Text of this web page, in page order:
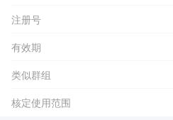
注册号
有效期
类似群组
核定使用范围